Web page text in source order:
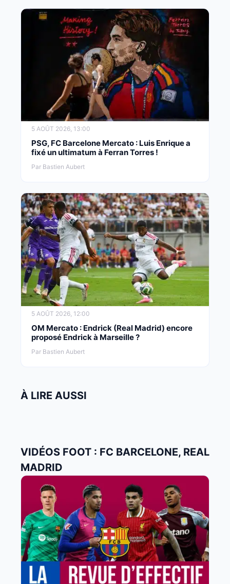
5 AOÛT 2026, 13:00
PSG, FC Barcelone Mercato : Luis Enrique a
fixé un ultimatum à Ferran Torres !
Par Bastien Aubert
5 AOÛT 2026, 12:00
OM Mercato : Endrick (Real Madrid) encore
proposé Endrick à Marseille ?
Par Bastien Aubert
À LIRE AUSSI
VIDÉOS FOOT : FC BARCELONE, REAL
MADRID